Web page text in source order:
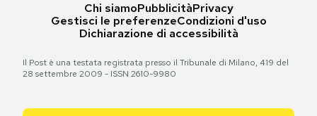
Chi siamoPubblicitàPrivacy
Gestisci le preferenzeCondizioni d'uso
Dichiarazione di accessibilità
Il Post è una testata registrata presso il Tribunale di Milano, 419 del
28 settembre 2009 - ISSN 2610-9980